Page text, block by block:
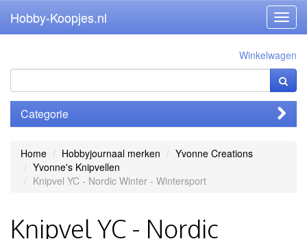
Hobby-Koopjes.nl
Winkelwagen
Categorie
Home Hobbyjournaal merken
Yvonne Creations
Yvonne's Knipvellen
Knipvel YC - Nordic Winter - Wintersport
Knipvel YC - Nordic